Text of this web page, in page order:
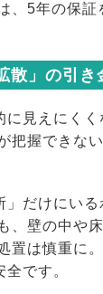
、5年の保証
散」の引き
に見えにくく
把握できな
だけにいる
、壁の中や
置は慎重に
です。